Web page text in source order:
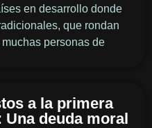
en desarrollo donde
que rondan
muchas personas de
a la primera
Una deuda moral